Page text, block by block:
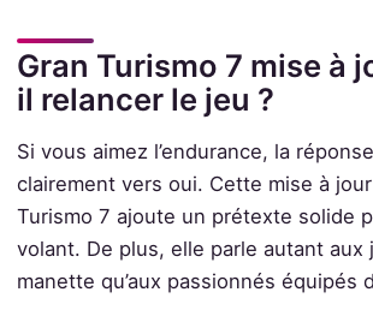
Gran Turismo 7 mise à
il relancer le jeu ?
Si vous aimez l’endurance, la
clairement vers oui. Cette mise à
Turismo 7 ajoute un prétexte solide
volant. De plus, elle parle autant aux
manette qu’aux passionnés équipés